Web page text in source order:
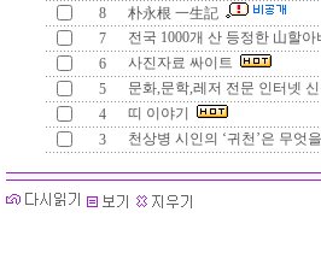
8
朴永根 一生記
7
전국 1000개 산 등정한 山할
6
사진자료 싸이트
5
문화,문학,레저 전문 인터넷
4
띠 이야기
3
천상병 시인의 ‘귀천’은 무엇